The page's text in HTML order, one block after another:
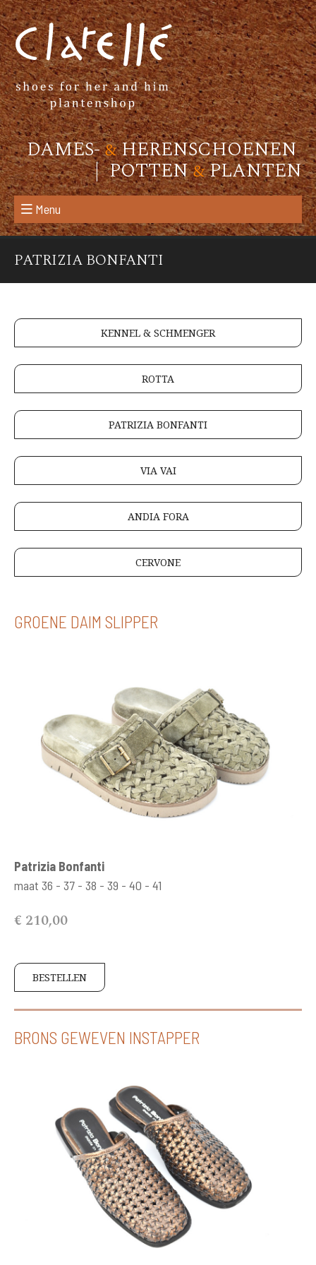
DAMES-&HERENSCHOENEN
| POTTEN&PLANTEN
Menu
PATRIZIA BONFANTI
KENNEL & SCHMENGER
ROTTA
PATRIZIA BONFANTI
VIA VAI
ANDIA FORA
CERVONE
GROENE DAIM SLIPPER
Patrizia Bonfanti
maat 36 - 37 - 38 - 39 - 40 - 41
€ 210,00
BESTELLEN
BRONS GEWEVEN INSTAPPER